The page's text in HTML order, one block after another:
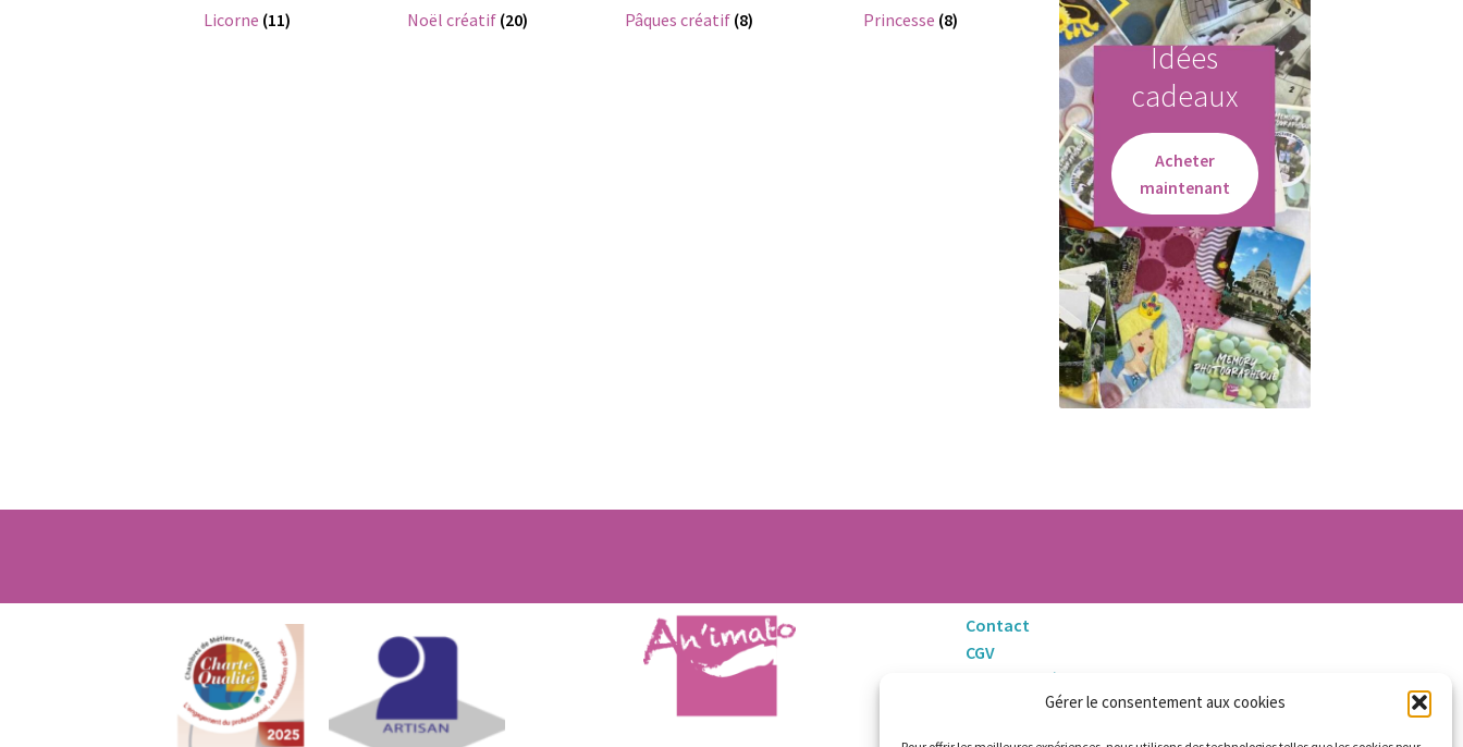
Gérer le consentement aux cookies
Licorne (11) Noël créatif (20) Pâques créatif (8) Princesse (8)
Idées
cadeaux
Acheter
maintenant
Contact
CGV
Mentions Légales
Politique de Retours et Remboursements